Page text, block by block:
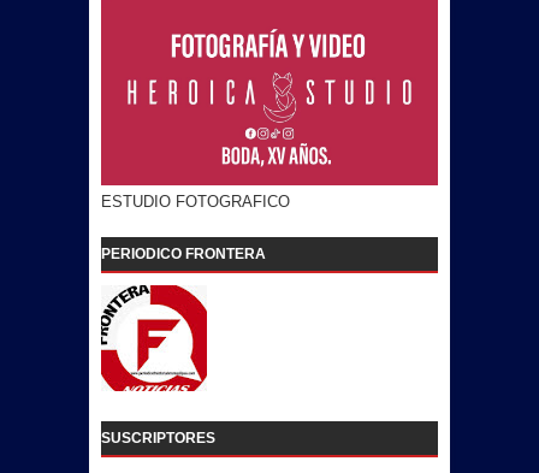
ESTUDIO FOTOGRAFICO
PERIODICO FRONTERA
SUSCRIPTORES